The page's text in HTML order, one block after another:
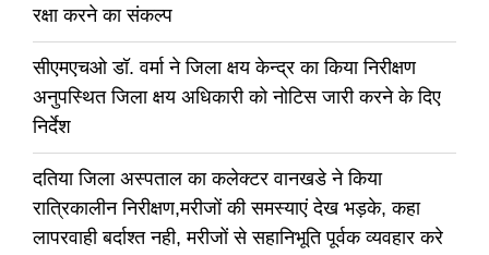
रक्षा करने का संकल्प
सीएमएचओ डॉ. वर्मा ने जिला क्षय केन्द्र का किया निरीक्षण
अनुपस्थित जिला क्षय अधिकारी को नोटिस जारी करने के दिए
निर्देश
दतिया जिला अस्पताल का कलेक्टर वानखडे ने किया
रात्रिकालीन निरीक्षण,मरीजों की समस्याएं देख भड़के, कहा
लापरवाही बर्दाश्त नही, मरीजों से सहानिभूति पूर्वक व्यवहार करे